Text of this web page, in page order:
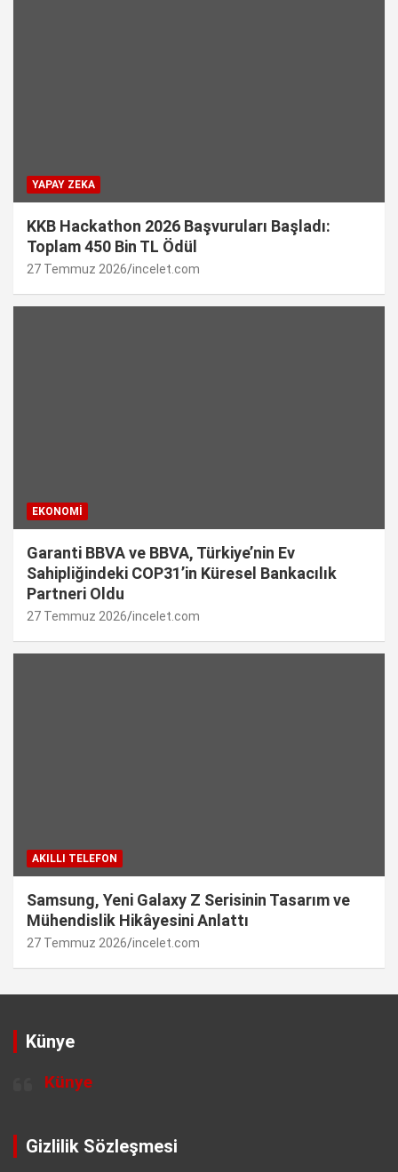
YAPAY ZEKA
KKB Hackathon 2026 Başvuruları Başladı:
Toplam 450 Bin TL Ödül
27 Temmuz 2026 incelet.com
EKONOMI
Garanti BBVA ve BBVA, Türkiye’nin Ev
Sahipliğindeki COP31’in Küresel Bankacılık
Partneri Oldu
27 Temmuz 2026 incelet.com
AKILLI TELEFON
Samsung, Yeni Galaxy Z Serisinin Tasarım ve
Mühendislik Hikâyesini Anlattı
27 Temmuz 2026 incelet.com
Künye
Künye
Gizlilik Sözleşmesi